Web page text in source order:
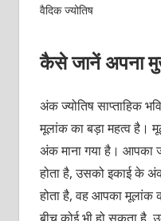
वैदिक ज्योतिष
कैसे जानें अपना
अंक ज्योतिष साप्ताहिक
मूलांक का बड़ा महत्व है।
अंक माना गया है। आपका
होता है, उसको इकाई के
होता है, वह आपका